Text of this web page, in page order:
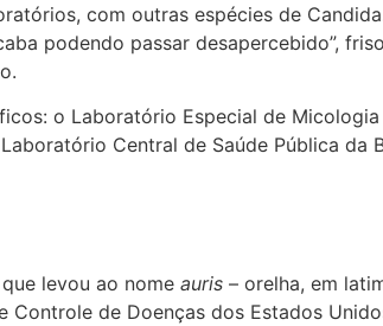
com outras espécies de
podendo passar desapercebido”,
o Laboratório Especial de Micologia
Central de Saúde Pública da
levou ao nome auris – orelha, em
de Doenças dos Estados